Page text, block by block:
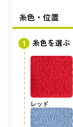
糸色・位置
糸色を選ぶ
レッド